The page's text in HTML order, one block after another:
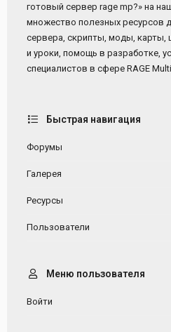
готовый сервер rage mp?» на
множество полезных ресурсов
сервера, скрипты, моды,
и уроки, помощь в разработке,
специалистов в сфере RAGE
Быстрая навигация
Форумы
Галерея
Ресурсы
Пользователи
Меню пользователя
Войти